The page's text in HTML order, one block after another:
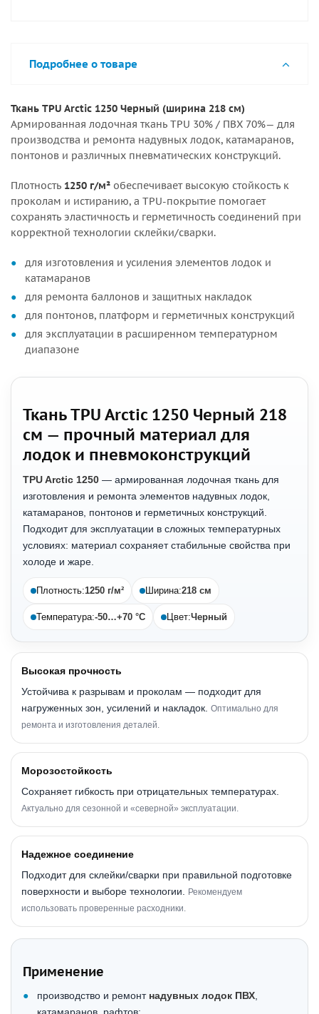
Подробнее о товаре
Ткань TPU Arctic 1250 Черный (ширина 218 см)
Армированная лодочная ткань TPU 30% / ПВХ 70%— для
производства и ремонта надувных лодок, катамаранов,
понтонов и различных пневматических конструкций.
Плотность 1250 г/м² обеспечивает высокую стойкость к
проколам и истиранию, а TPU-покрытие помогает
сохранять эластичность и герметичность соединений при
корректной технологии склейки/сварки.
для изготовления и усиления элементов лодок и
катамаранов
для ремонта баллонов и защитных накладок
для понтонов, платформ и герметичных конструкций
для эксплуатации в расширенном температурном
диапазоне
Ткань TPU Arctic 1250 Черный 218
см — прочный материал для
лодок и пневмоконструкций
TPU Arctic 1250 — армированная лодочная ткань для
изготовления и ремонта элементов надувных лодок,
катамаранов, понтонов и герметичных конструкций.
Подходит для эксплуатации в сложных температурных
условиях: материал сохраняет стабильные свойства при
холоде и жаре.
Плотность:1250 г/м² Ширина:218 см
Температура:-50…+70 °C Цвет:Черный
Высокая прочность
Устойчива к разрывам и проколам — подходит для
нагруженных зон, усилений и накладок. Оптимально для
ремонта и изготовления деталей.
Морозостойкость
Сохраняет гибкость при отрицательных температурах.
Актуально для сезонной и «северной» эксплуатации.
Надежное соединение
Подходит для склейки/сварки при правильной подготовке
поверхности и выборе технологии.
Рекомендуем
использовать проверенные расходники.
Применение
производство и ремонт надувных лодок ПВХ